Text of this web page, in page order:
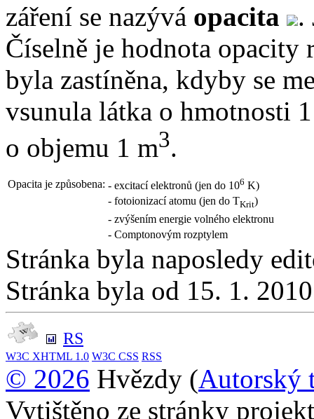
záření se nazývá opacita
.
Číselně je hodnota opacity
byla zastíněna, kdyby se
vsunula látka o hmotnosti
o objemu 1 m3.
Opacita je způsobena: - excitací elektronů (jen do 106 K)
- fotoionizací atomu (jen do TKrit)
- zvýšením energie volného elektronu
- Comptonovým rozptylem
Stránka byla naposledy
Stránka byla od 15. 1.
RS
W3C XHTML 1.0 W3C CSS RSS
© 2026 Hvězdy (Autorský
Vytištěno ze stránky